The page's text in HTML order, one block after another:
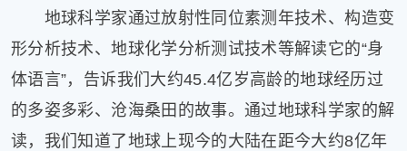
地球科学家通过放射性同位素测年技术、构造变
形分析技术、地球化学分析测试技术等解读它的“身
体语言”，告诉我们大约45.4亿岁高龄的地球经历过
的多姿多彩、沧海桑田的故事。通过地球科学家的解
读，我们知道了地球上现今的大陆在距今大约8亿年